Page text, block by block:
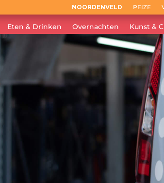
NOORDENVELD PEIZE
Eten & Drinken Overnachten Kunst &